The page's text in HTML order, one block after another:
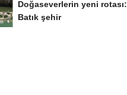
Doğaseverlerin yeni rotası:
Batık şehir